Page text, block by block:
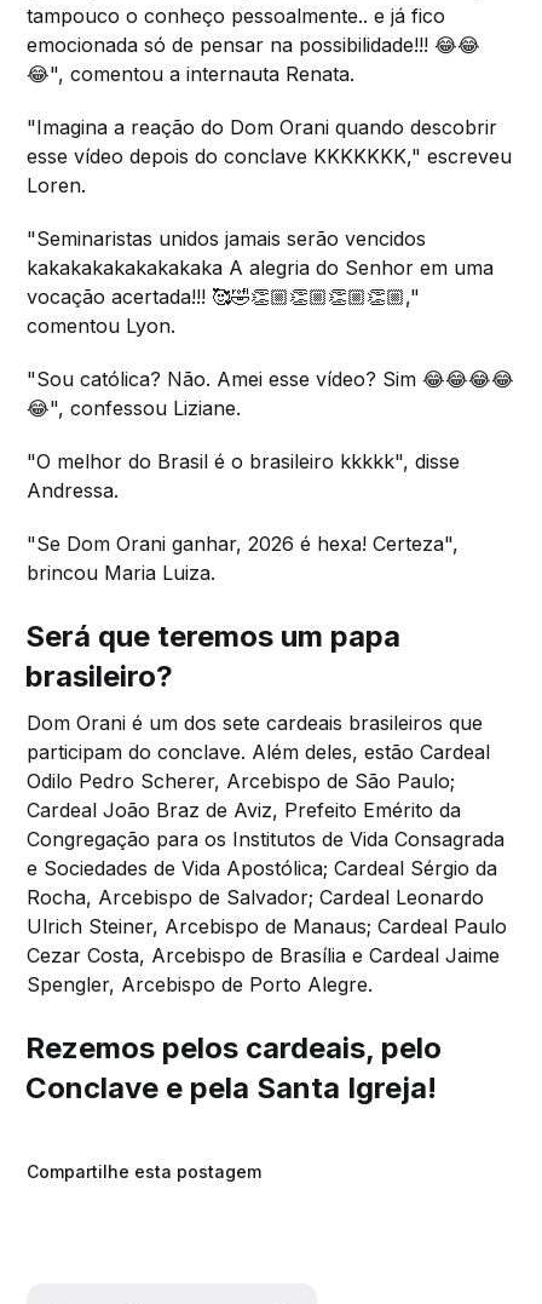
tampouco o conheço pessoalmente.. e já fico
emocionada só de pensar na possibilidade!!! 😂😂
😂", comentou a internauta Renata.
"Imagina a reação do Dom Orani quando descobrir
esse vídeo depois do conclave KKKKKKK," escreveu
Loren.
"Seminaristas unidos jamais serão vencidos
kakakakakakakakaka A alegria do Senhor em uma
vocação acertada!!! 🥰🤣👏🏼👏🏼👏🏼👏🏼,"
comentou Lyon.
"Sou católica? Não. Amei esse vídeo? Sim 😂😂😂😂
😂", confessou Liziane.
"O melhor do Brasil é o brasileiro kkkkk", disse
Andressa.
"Se Dom Orani ganhar, 2026 é hexa! Certeza",
brincou Maria Luiza.
Será que teremos um papa
brasileiro?
Dom Orani é um dos sete cardeais brasileiros que
participam do conclave. Além deles, estão Cardeal
Odilo Pedro Scherer, Arcebispo de São Paulo;
Cardeal João Braz de Aviz, Prefeito Emérito da
Congregação para os Institutos de Vida Consagrada
e Sociedades de Vida Apostólica; Cardeal Sérgio da
Rocha, Arcebispo de Salvador; Cardeal Leonardo
Ulrich Steiner, Arcebispo de Manaus; Cardeal Paulo
Cezar Costa, Arcebispo de Brasília e Cardeal Jaime
Spengler, Arcebispo de Porto Alegre.
Rezemos pelos cardeais, pelo
Conclave e pela Santa Igreja!
Compartilhe esta postagem